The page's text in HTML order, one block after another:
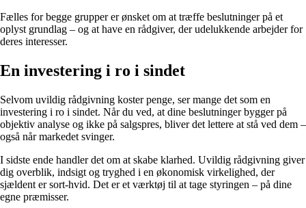
Fælles for begge grupper er ønsket om at træffe beslutninger på et
oplyst grundlag – og at have en rådgiver, der udelukkende arbejder for
deres interesser.
En investering i ro i sindet
Selvom uvildig rådgivning koster penge, ser mange det som en
investering i ro i sindet. Når du ved, at dine beslutninger bygger på
objektiv analyse og ikke på salgspres, bliver det lettere at stå ved dem –
også når markedet svinger.
I sidste ende handler det om at skabe klarhed. Uvildig rådgivning giver
dig overblik, indsigt og tryghed i en økonomisk virkelighed, der
sjældent er sort-hvid. Det er et værktøj til at tage styringen – på dine
egne præmisser.